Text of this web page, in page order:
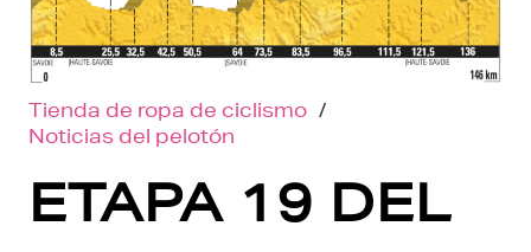
Tienda de ropa de ciclismo /
Noticias del pelotón
ETAPA 19 DEL